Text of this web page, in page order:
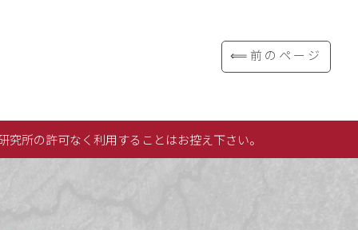
⟸前のページ
所の許可なく利用することはお控え下さい。